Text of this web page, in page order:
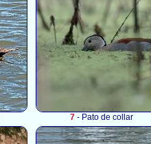
7 - Pato de collar